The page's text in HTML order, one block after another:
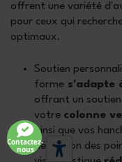
offrent une variété
pour ceux qui
optimaux.
Soutien
forme s'adapte
offrant un soutien
votre colonne
ainsi que vos
Réduction des
Contactez-
nous